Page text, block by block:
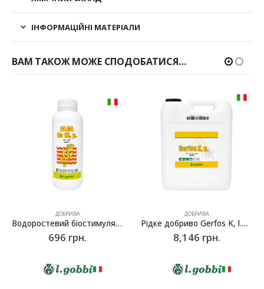
ІНФОРМАЦІЙНІ МАТЕРІАЛИ
ВАМ ТАКОЖ МОЖЕ СПОДОБАТИСЯ…
ДОБРИВА
Водоростевий біостимулятор-добриво ALGA Ca Cl (AlgiCAL), l.gobbi -1 л
696 грн.
ДОБРИВА
Рідке добриво Gerfos K, l.gobbi -10 л
8,146 грн.